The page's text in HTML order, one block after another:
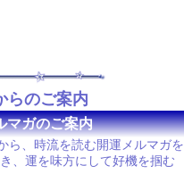
らのご案内
マガのご案内
ら、時流を読む開運メルマガを
、運を味方にして好機を掴む